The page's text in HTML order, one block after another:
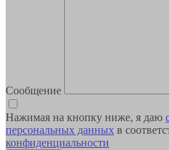
Сообщение
Нажимая на кнопку ниже, я даю
персональных данных в
конфиденциальности